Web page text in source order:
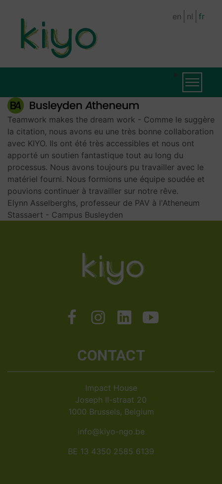
content
en nl fr
NAVIGATION
Toggle
Teamwork makes the dream work - Comme le suggère
la citation, nous avons eu une très bonne collaboration
avec KIYO. Ils ont été très accessibles et nous ont
apporté un soutien fantastique tout au long du
processus. Nous avons toujours pu travailler avec le
matériel fourni. Nous formions une équipe soudée et
pouvions continuer à travailler sur notre rêve.
Elynn Asselberghs, professeur de PAV à l'Atheneum
Stassaert - Campus Busleyden
CONTACT
Impact House
Joseph II-straat 20
1000 Brussels, Belgium
info@kiyo-ngo.be
BE 13 4350 2585 6139